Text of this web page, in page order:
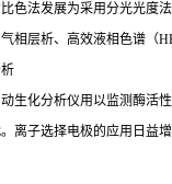
色法发展为采用分光光度
相层析、高效液相色谱（
生化分析仪用以监测酶活
离子选择电极的应用日益